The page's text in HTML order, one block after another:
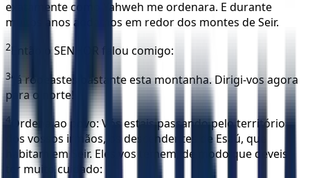
exatamente como Yahweh me ordenara. E durante
muitos anos andamos em redor dos montes de Seir.
2 Então o SENHOR falou comigo:
3‘Já rodeastes bastante esta montanha. Dirigi-vos agora
para o norte!
4 Ordena ao povo: Vós estais passando pelo território
dos vossos irmãos, os descendentes de Esaú, que
habitam em Seir. Eles vos temem, de modo que deveis
ter muito cuidado: